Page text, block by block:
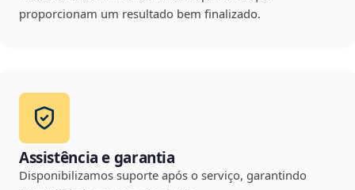
proporcionam um resultado bem finalizado.
Assistência e garantia
Disponibilizamos suporte após o serviço, garantindo